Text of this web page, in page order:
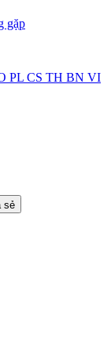
gặp
PL CS TH BN VI
sẻ